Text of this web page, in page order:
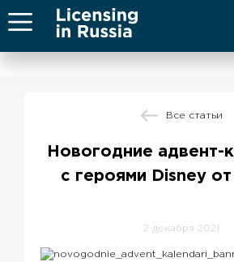
Все статьи
Новогодние адвент-
с героями Disney
2 декабря 2021